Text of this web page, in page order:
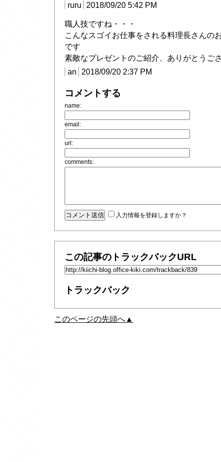
ruru
2018/09/20 5:42 PM
職人技ですね・・・
こんなスゴイお仕事をされる料理長さんの
です
素敵なプレゼントのご紹介、ありがとうご
an
2018/09/20 2:37 PM
コメントする
name:
email:
url:
comments:
入力情報を登録しますか？
この記事のトラックバックURL
トラックバック
このページの先頭へ▲